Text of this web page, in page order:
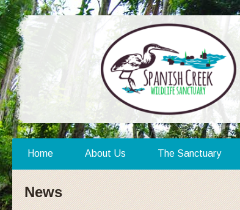
Home About Us The Sanctuary
News